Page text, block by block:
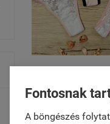
Fontosnak
A böngészés
"Flower" elől-
csipkés tanga
pántos)